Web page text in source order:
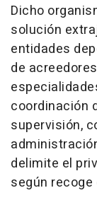
Dicho
solución
entidades
de
coordinación
supervisión,
delimite el
según